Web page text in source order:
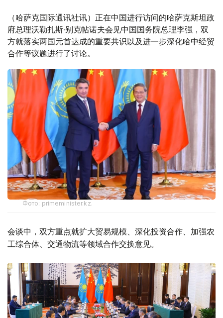
（哈萨克国际通讯社讯）正在中国进行访问的哈萨克斯坦政
府总理沃勒扎斯·别克帖诺夫会见中国国务院总理李强，双
方就落实两国元首达成的重要共识以及进一步深化哈中经贸
合作等议题进行了讨论。
Фото: primeminister.kz.
会谈中，双方重点就扩大贸易规模、深化投资合作、加强农
工综合体、交通物流等领域合作交换意见。